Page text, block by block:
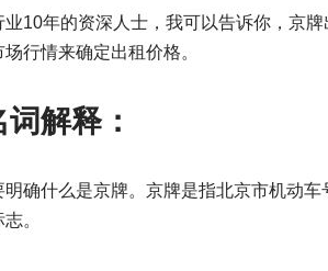
业10年的资深人士，我可以告诉你，京
行情来确定出租价格。
解释：
明确什么是京牌。京牌是指北京市机动
。